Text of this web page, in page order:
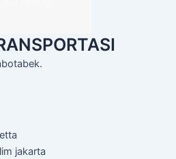
jakarta